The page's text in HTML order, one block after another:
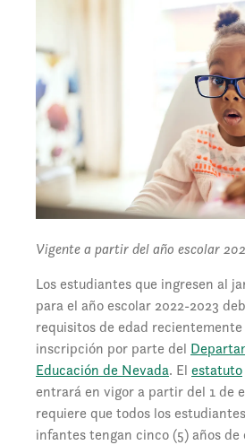
Vigente a partir del año escolar
Los estudiantes que ingresen al
para el año escolar 2022-2023
requisitos de edad
inscripción por parte del
Educación de Nevada. El estatuto
entrará en vigor a partir del 1 de
requiere que todos los
infantes tengan cinco (5) años de